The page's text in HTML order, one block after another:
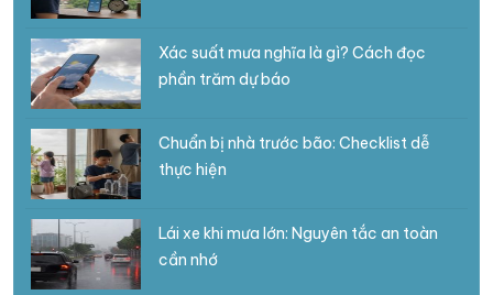
Xác suất mưa nghĩa là gì? Cách đọc
phần trăm dự báo
Chuẩn bị nhà trước bão: Checklist dễ
thực hiện
Lái xe khi mưa lớn: Nguyên tắc an toàn
cần nhớ